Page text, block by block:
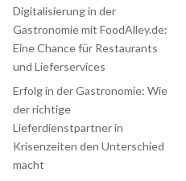
Digitalisierung in der
Gastronomie mit FoodAlley.de:
Eine Chance für Restaurants
und Lieferservices
Erfolg in der Gastronomie: Wie
der richtige
Lieferdienstpartner in
Krisenzeiten den Unterschied
macht